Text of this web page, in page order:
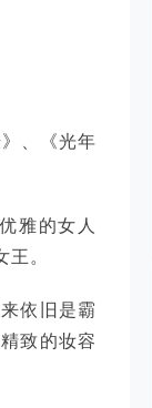
、《光年
雅的女人
。
依旧是霸
致的妆容